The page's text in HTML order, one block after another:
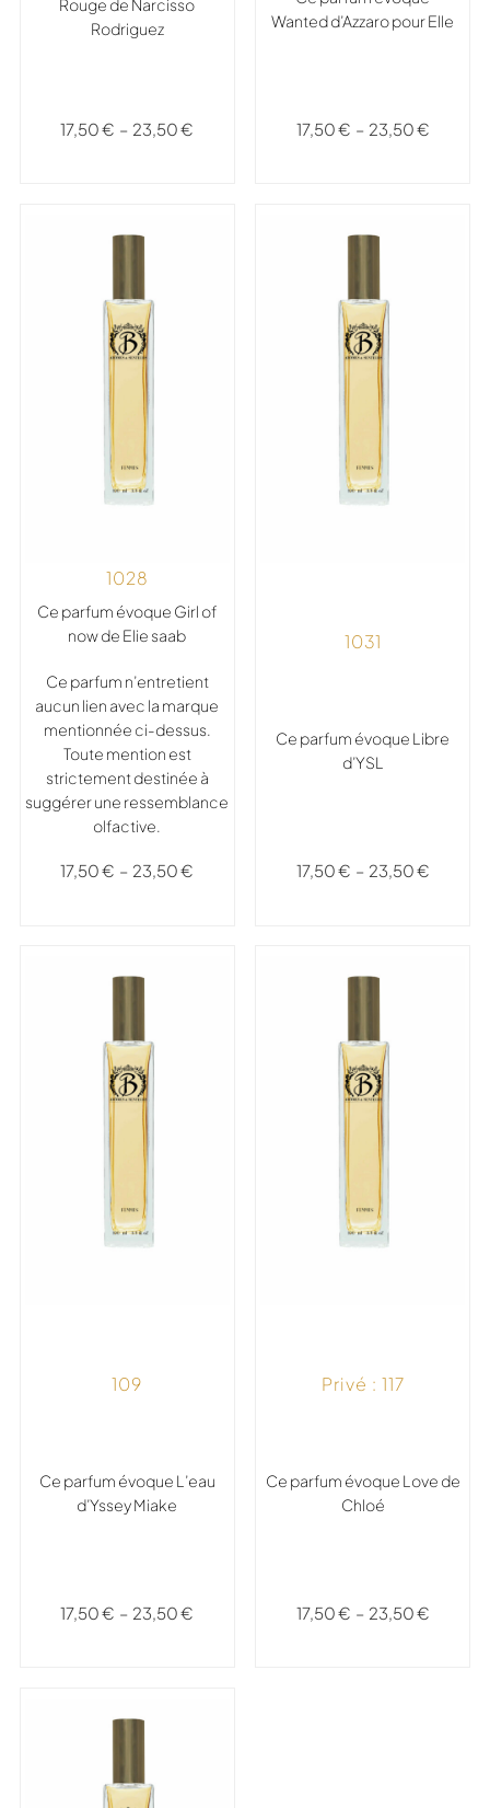
Rouge de Narcisso
Rodriguez
17,50€ – 23,50€
Wanted d’Azzaro pour Elle
17,50€ – 23,50€
1028
Ce parfum évoque Girl of
now de Elie saab
Ce parfum n’entretient
aucun lien avec la marque
mentionnée ci-dessus.
Toute mention est
strictement destinée à
suggérer une ressemblance
olfactive.
17,50€ – 23,50€
1031
Ce parfum évoque Libre
d’YSL
17,50€ – 23,50€
109
Ce parfum évoque L’eau
d’Yssey Miake
17,50€ – 23,50€
Privé : 117
Ce parfum évoque Love de
Chloé
17,50€ – 23,50€